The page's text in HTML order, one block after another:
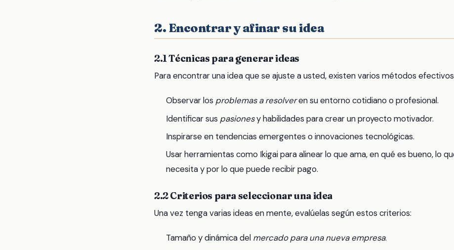
2. Encontrar y afinar su idea
2.1 Técnicas para generar ideas
Para encontrar una idea que se ajuste a usted, existen varios métodos
Observar los problemas a resolveren su entorno cotidiano o profesional.
Identificar sus pasionesy habilidades para crear un proyecto motivador.
Inspirarse en tendencias emergentes o innovaciones tecnológicas.
Usar herramientas como Ikigai para alinear lo que ama, en qué es bueno, lo
necesita y por lo que puede recibir pago.
2.2 Criterios para seleccionar una idea
Una vez tenga varias ideas en mente, evalúelas según estos criterios:
Tamaño y dinámica del mercado para una nueva empresa.